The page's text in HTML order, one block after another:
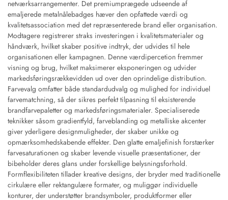
netværksarrangementer. Det premiumprægede udseende af
emaljerede metalnålebadges hæver den opfattede værdi og
kvalitetsassociation med det repræsenterede brand eller organisation.
Modtagere registrerer straks investeringen i kvalitetsmaterialer og
håndværk, hvilket skaber positive indtryk, der udvides til hele
organisationen eller kampagnen. Denne værdipercetion fremmer
visning og brug, hvilket maksimerer eksponeringen og udvider
markedsføringsrækkevidden ud over den oprindelige distribution.
Farvevalg omfatter både standardudvalg og mulighed for individuel
farvematchning, så der sikres perfekt tilpasning til eksisterende
brandfarvepaletter og markedsføringsmaterialer. Specialiserede
teknikker såsom gradientfyld, farveblanding og metalliske akcenter
giver yderligere designmuligheder, der skaber unikke og
opmærksomhedskabende effekter. Den glatte emaljefinish forstærker
farvesaturationen og skaber levende visuelle præsentationer, der
bibeholder deres glans under forskellige belysningsforhold.
Formflexibiliteten tillader kreative designs, der bryder med traditionelle
cirkulære eller rektangulære formater, og muliggør individuelle
konturer, der understøtter brandsymboler, produktformer eller